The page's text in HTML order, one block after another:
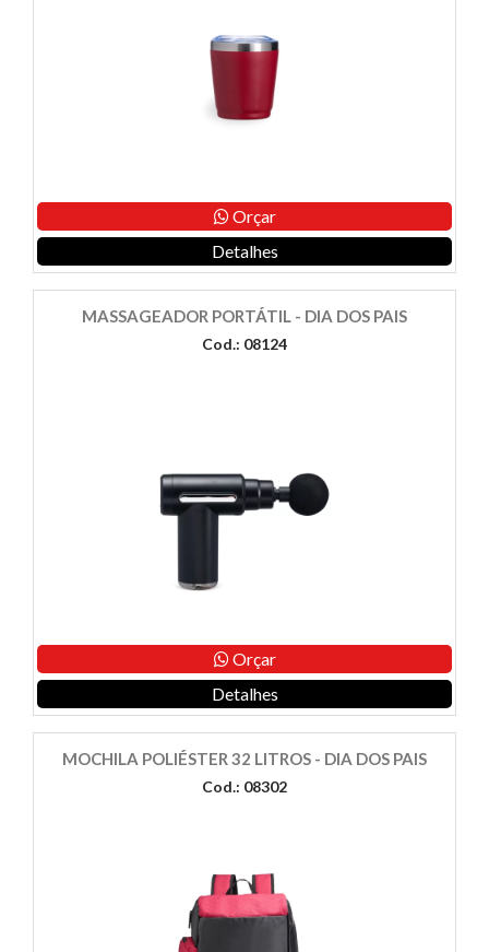
Orçar
Detalhes
MASSAGEADOR PORTÁTIL - DIA DOS PAIS
Cod.: 08124
Orçar
Detalhes
MOCHILA POLIÉSTER 32 LITROS - DIA DOS PAIS
Cod.: 08302